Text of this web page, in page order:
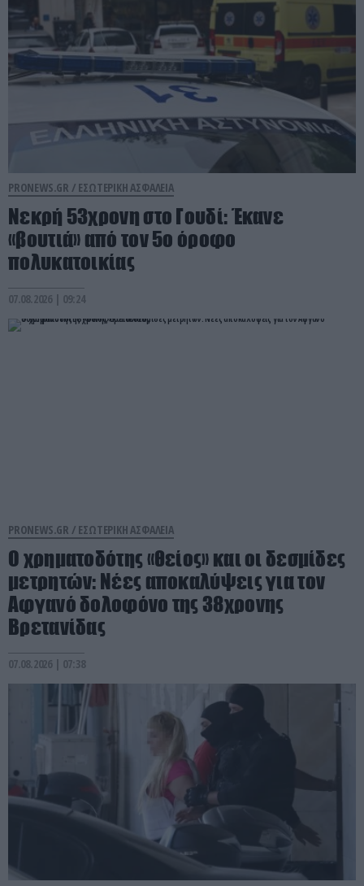
PRONEWS.GR / ΕΣΩΤΕΡΙΚΗ ΑΣΦΑΛΕΙΑ
Νεκρή 53χρονη στο Γουδί: Έκανε
«βουτιά» από τον 5ο όροφο
πολυκατοικίας
07.08.2026 | 09:24
PRONEWS.GR / ΕΣΩΤΕΡΙΚΗ ΑΣΦΑΛΕΙΑ
Ο χρηματοδότης «θείος» και οι δεσμίδες
μετρητών: Νέες αποκαλύψεις για τον
Αφγανό δολοφόνο της 38χρονης
Βρετανίδας
07.08.2026 | 07:38